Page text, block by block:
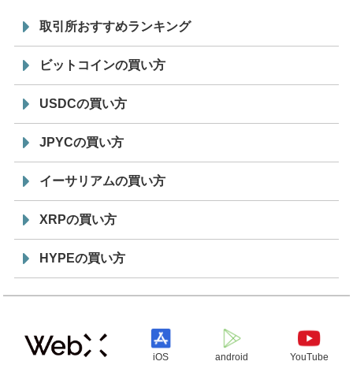
取引所おすすめランキング
ビットコインの買い方
USDCの買い方
JPYCの買い方
イーサリアムの買い方
XRPの買い方
HYPEの買い方
iOS android YouTube